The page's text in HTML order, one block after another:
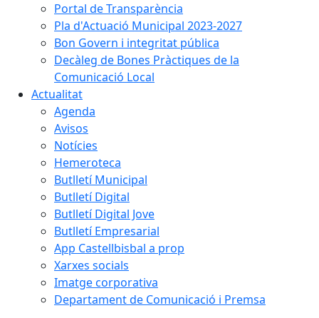
Portal de Transparència
Pla d'Actuació Municipal 2023-2027
Bon Govern i integritat pública
Decàleg de Bones Pràctiques de la
Comunicació Local
Actualitat
Agenda
Avisos
Notícies
Hemeroteca
Butlletí Municipal
Butlletí Digital
Butlletí Digital Jove
Butlletí Empresarial
App Castellbisbal a prop
Xarxes socials
Imatge corporativa
Departament de Comunicació i Premsa